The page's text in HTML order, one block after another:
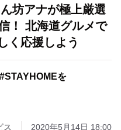
坊アナが極上厳選
！ 北海道グルメで
く応援しよう
を
ス 2020年5月14日 18:00